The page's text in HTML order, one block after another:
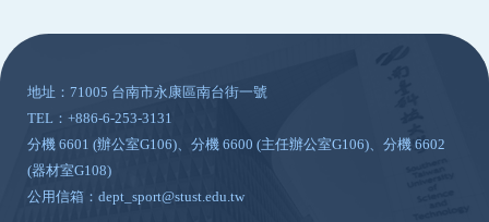
地址：71005 台南市永康區南台街一號
TEL：+886-6-253-3131
分機 6601 (辦公室G106)、分機 6600 (主任辦公室G106)、分機 6602
(器材室G108)
公用信箱：dept_sport@stust.edu.tw